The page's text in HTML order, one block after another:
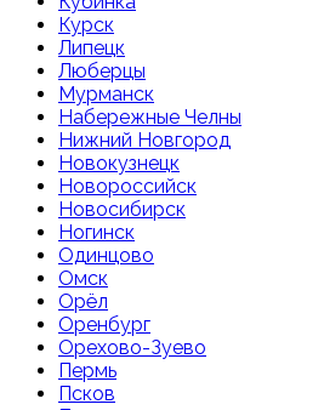
Курск
Липецк
Люберцы
Мурманск
Набережные Челны
Нижний Новгород
Новокузнецк
Новороссийск
Новосибирск
Ногинск
Одинцово
Омск
Орёл
Оренбург
Орехово-Зуево
Пермь
Псков